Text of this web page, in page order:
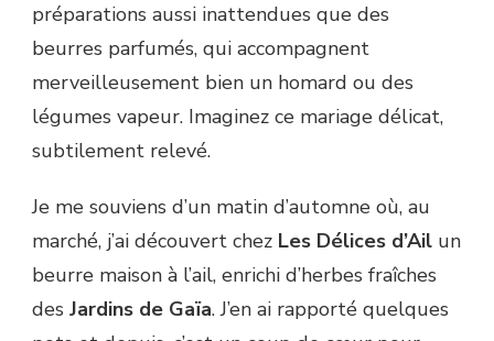
préparations aussi inattendues que des
beurres parfumés, qui accompagnent
merveilleusement bien un homard ou des
légumes vapeur. Imaginez ce mariage délicat,
subtilement relevé.
Je me souviens d’un matin d’automne où, au
marché, j’ai découvert chez Les Délices d’Ail un
beurre maison à l’ail, enrichi d’herbes fraîches
des Jardins de Gaïa. J’en ai rapporté quelques